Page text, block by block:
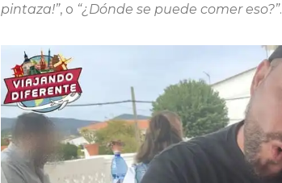
pintaza!”, o “¿Dónde se puede comer eso?”.